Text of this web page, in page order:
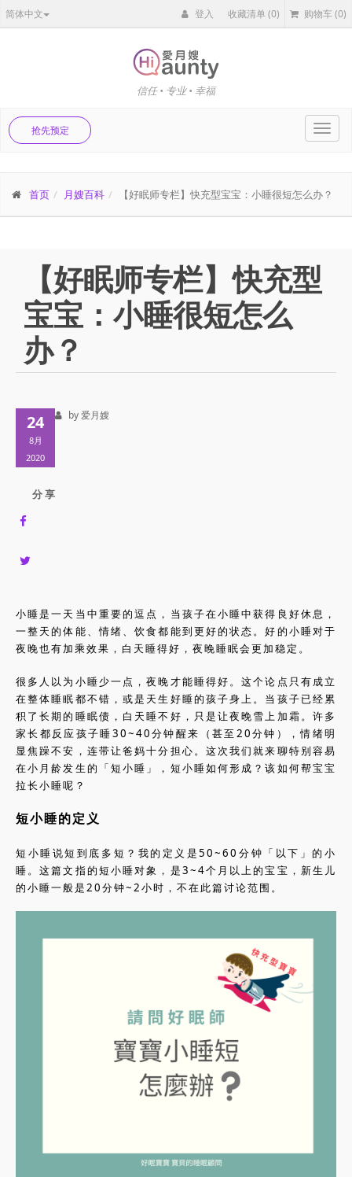
简体中文 登入 收藏清单(0) 购物车(0)
信任 • 专业 • 幸福
抢先预定
首页 月嫂百科 【好眠师专栏】快充型宝宝：小睡很短怎么办？
【好眠师专栏】快充型
宝宝：小睡很短怎么
办？
24
8月
2020
分 享
by 爱月嫂
小睡是一天当中重要的逗点，当孩子在小睡中获得良好休息，
一整天的体能、情绪、饮食都能到更好的状态。好的小睡对于
夜晚也有加乘效果，白天睡得好，夜晚睡眠会更加稳定。
很多人以为小睡少一点，夜晚才能睡得好。这个论点只有成立
在整体睡眠都不错，或是天生好睡的孩子身上。当孩子已经累
积了长期的睡眠债，白天睡不好，只是让夜晚雪上加霜。许多
家长都反应孩子睡30~40分钟醒来（甚至20分钟），情绪明
显焦躁不安，连带让爸妈十分担心。这次我们就来聊特别容易
在小月龄发生的「短小睡」，短小睡如何形成？该如何帮宝宝
拉长小睡呢？
短小睡的定义
短小睡说短到底多短？我的定义是50~60分钟「以下」的小
睡。这篇文指的短小睡对象，是3~4个月以上的宝宝，新生儿
的小睡一般是20分钟~2小时，不在此篇讨论范围。